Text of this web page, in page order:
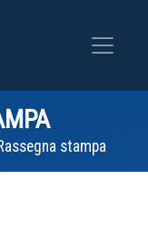
stampa